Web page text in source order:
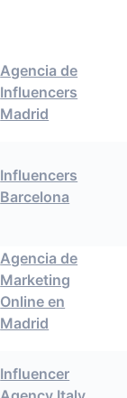
Agencia de
Influencers
Madrid
Influencers
Barcelona
Agencia de
Marketing
Online en
Madrid
Influencer